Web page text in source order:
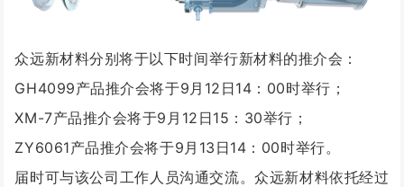
众远新材料分别将于以下时间举行新材料的推介会：
GH4099产品推介会将于9月12日14：00时举行；
XM-7产品推介会将于9月12日15：30举行；
ZY6061产品推介会将于9月13日14：00时举行。
届时可与该公司工作人员沟通交流。众远新材料依托经过